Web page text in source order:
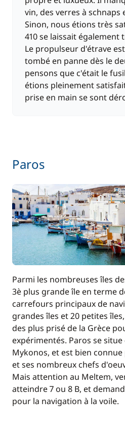
vin, des verres à schnaps
Sinon, nous étions très
410 se laissait également
Le propulseur d'étrave
tombé en panne dès le
pensons que c'était le
étions pleinement
prise en main se sont
Paros
Parmi les nombreuses îles
3è plus grande île en terme
carrefours principaux de
grandes îles et 20 petites
des plus prisé de la Grèce
expérimentés. Paros se
Mykonos, et est bien
et ses nombreux chefs
Mais attention au Meltem,
atteindre 7 ou 8 B, et
pour la navigation à la voile.